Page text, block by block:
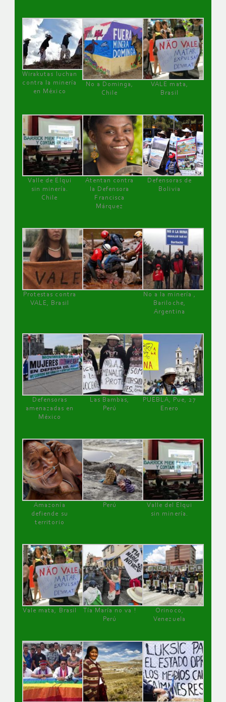
Wirakutas luchan
contra la minería
en México
No a Dominga,
Chile
VALE mata,
Brasil
Valle de Elqui
sin minería.
Chile
Atentan contra
la Defensora
Francisca
Márquez
Defensoras de
Bolivia
Protestas contra
VALE, Brasil
No a la minería ,
Bariloche,
Argentina
Defensoras
amenazadas en
México
Las Bambas,
Perú
PUEBLA, Pue, 27
Enero
Amazonía
defiende su
territorio
Perú
Valle del Elqui
sin minería.
Vale mata, Brasil
Tía María no va !
Perú
Orinoco,
Venezuela